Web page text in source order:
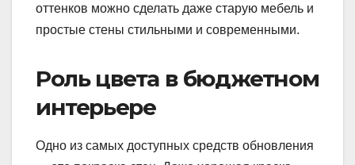
оттенков можно сделать даже старую мебель и
простые стены стильными и современными.
Роль цвета в бюджетном
интерьере
Одно из самых доступных средств обновления